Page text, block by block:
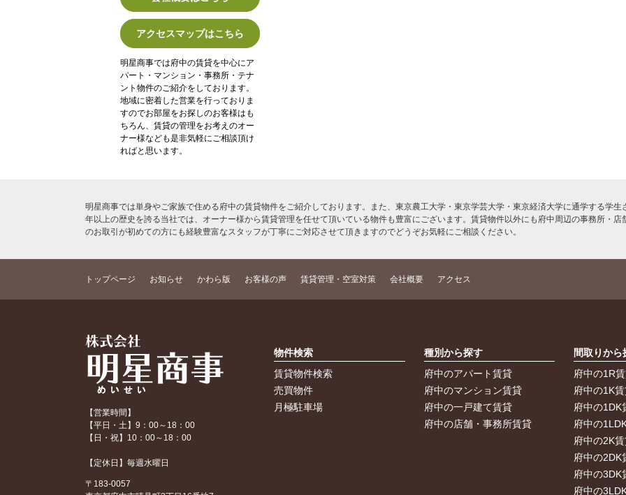
アクセスマップはこちら
明星商事では府中の賃貸を中心にア
パート・マンション・事務所・テナ
ント物件のご紹介をしております。
地域に密着した営業を行っておりま
すのでお部屋をお探しのお客様はも
ちろん、賃貸の管理をお考えのオー
ナー様なども是非気軽にご相談頂け
ればと思います。
明星商事では単身やご家族で住める府中の賃貸物件をご紹介しております。また、東京農工大学・東京学芸大学・東京経済大学に通学する学
年以上の歴史を誇る当社では、オーナー様から賃貸管理を任せて頂いている物件も豊富にございます。賃貸物件以外にも府中周辺の事務所・
のお取引が初めての方にも経験豊富なスタッフが丁寧にご対応させて頂きますのでどうぞお気軽にご相談ください。
トップページ お知らせ かわら版 お客様の声 賃貸管理・空室対策 会社概要 アクセス
【営業時間】
【平日・土】9：00～18：00
【日・祝】10：00～18：00
【定休日】毎週水曜日
〒183-0057
物件検索
賃貸物件検索
売買物件
月極駐車場
種別から探す
府中のアパート賃貸
府中のマンション賃貸
府中の一戸建て賃貸
府中の店舗・事務所賃貸
間取りから
府中の1R
府中の1K
府中の1DK
府中の
府中の2K
府中の2DK
府中の3DK
府中の